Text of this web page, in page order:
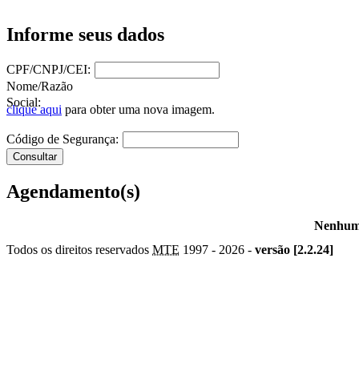
Informe seus dados
CPF/CNPJ/CEI:
Nome/Razão
Social:
clique aqui para obter uma nova imagem.
Código de Segurança:
Agendamento(s)
Todos os direitos reservados MTE 1997 - 2026 - versão [2.2.24]